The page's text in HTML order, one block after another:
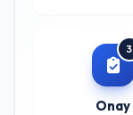
3
Onay